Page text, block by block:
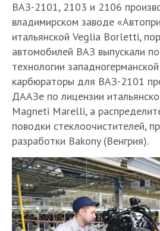
ВАЗ-2101, 2103 и 2106
владимирском заводе
итальянской Veglia Borletti,
автомобилей ВАЗ выпускали
технологии
карбюраторы для ВАЗ-2101
ДААЗе по лицензии
Magneti Marelli, а
поводки стеклоочистителей,
разработки Bakony (Венгрия).